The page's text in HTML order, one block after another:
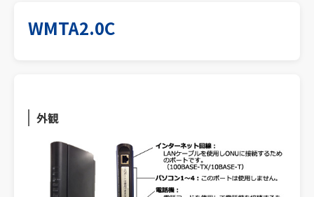
WMTA2.0C
外観